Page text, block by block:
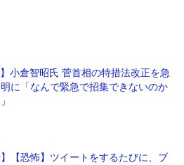
】小倉智昭氏 菅首相の特措法改正を急
に「なんで緊急で招集できないのか
】【恐怖】ツイートをするたびに、ブ